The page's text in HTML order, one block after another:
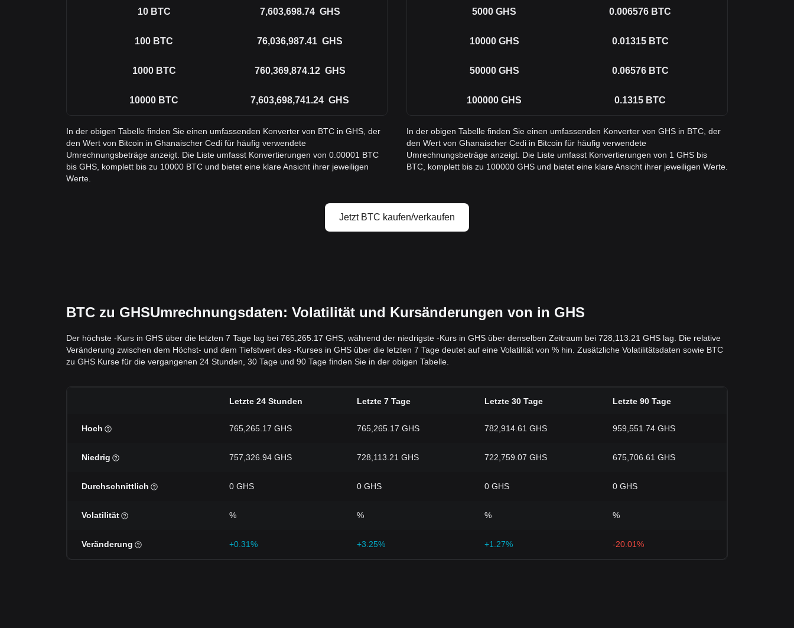
10 BTC 7,603,698.74 GHS
100 BTC 76,036,987.41 GHS
1000 BTC 760,369,874.12 GHS
10000 BTC 7,603,698,741.24 GHS
In der obigen Tabelle finden Sie einen umfassenden Konverter von BTC in GHS, der
den Wert von Bitcoin in Ghanaischer Cedi für häufig verwendete
Umrechnungsbeträge anzeigt. Die Liste umfasst Konvertierungen von 0.00001 BTC
bis GHS, komplett bis zu 10000 BTC und bietet eine klare Ansicht ihrer jeweiligen
Werte.
5000 GHS 0.006576 BTC
10000 GHS 0.01315 BTC
50000 GHS 0.06576 BTC
100000 GHS 0.1315 BTC
In der obigen Tabelle finden Sie einen umfassenden Konverter von GHS in BTC, der
den Wert von Ghanaischer Cedi in Bitcoin für häufig verwendete
Umrechnungsbeträge anzeigt. Die Liste umfasst Konvertierungen von 1 GHS bis
BTC, komplett bis zu 100000 GHS und bietet eine klare Ansicht ihrer jeweiligen Werte.
Jetzt BTC kaufen/verkaufen
BTC zu GHSUmrechnungsdaten: Volatilität und Kursänderungen von in GHS
Der höchste -Kurs in GHS über die letzten 7 Tage lag bei 765,265.17 GHS, während der niedrigste -Kurs in GHS über denselben Zeitraum bei 728,113.21 GHS lag. Die relative
Veränderung zwischen dem Höchst- und dem Tiefstwert des -Kurses in GHS über die letzten 7 Tage deutet auf eine Volatilität von % hin. Zusätzliche Volatilitätsdaten sowie BTC
zu GHS Kurse für die vergangenen 24 Stunden, 30 Tage und 90 Tage finden Sie in der obigen Tabelle.
Letzte 24 Stunden Letzte 7 Tage Letzte 30 Tage Letzte 90 Tage
Hoch 765,265.17 GHS 765,265.17 GHS 782,914.61 GHS 959,551.74 GHS
Niedrig 757,326.94 GHS 728,113.21 GHS 722,759.07 GHS 675,706.61 GHS
Durchschnittlich 0 GHS 0 GHS 0 GHS 0 GHS
Volatilität % % % %
Veränderung +0.31% +3.25% +1.27% -20.01%